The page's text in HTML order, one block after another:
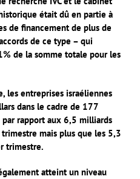
était dû en partie à
de financement de plus de
de ce type – qui
de la somme totale pour les
les entreprises israéliennes
dans le cadre de 177
par rapport aux 6,5 milliards
mais plus que les 5,3
trimestre.
atteint un niveau